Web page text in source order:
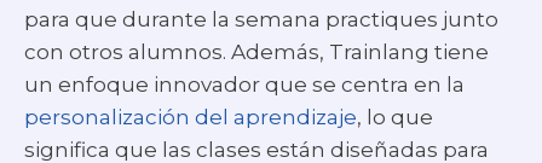
para que durante la semana practiques junto
con otros alumnos. Además, Trainlang tiene
un enfoque innovador que se centra en la
personalización del aprendizaje, lo que
significa que las clases están diseñadas para